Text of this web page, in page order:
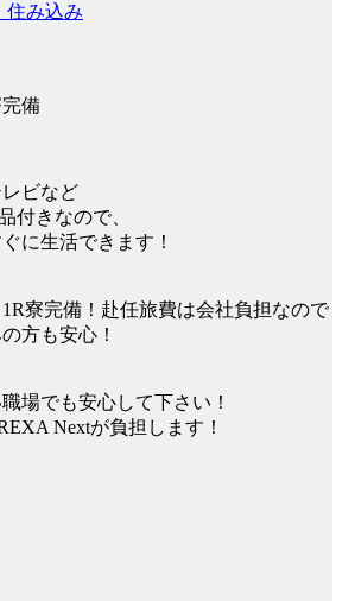
住み込み
備
ビなど
付きなので、
に生活できます！
寮完備！赴任旅費は会社負担なので
方も安心！
場でも安心して下さい！
Nextが負担します！